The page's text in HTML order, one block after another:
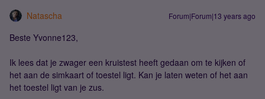
Natascha Forum|Forum|13 years ago
Beste Yvonne123,
Ik lees dat je zwager een kruistest heeft gedaan om te kijken of
het aan de simkaart of toestel ligt. Kan je laten weten of het aan
het toestel ligt van je zus.